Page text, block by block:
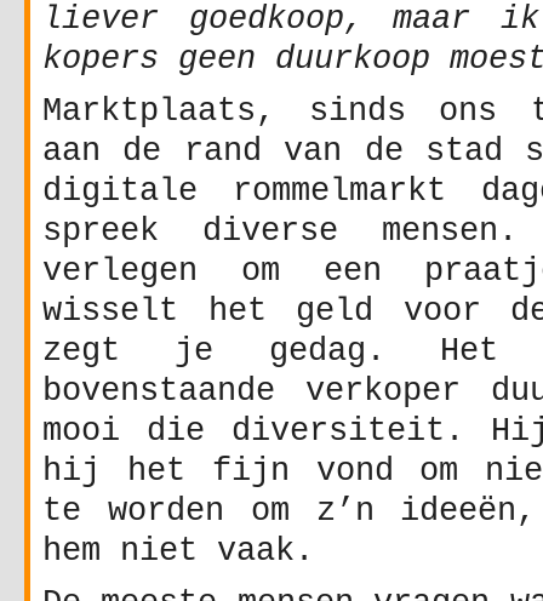
liever goedkoop, maar
kopers geen duurkoop
Marktplaats, sinds ons
aan de rand van de stad
digitale rommelmarkt
spreek diverse
verlegen om een
wisselt het geld voor de
zegt je gedag. Het
bovenstaande verkoper
mooi die diversiteit.
hij het fijn vond om
te worden om z’n
hem niet vaak.